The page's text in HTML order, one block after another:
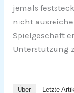
jemals
nicht
Spielgeschäft
Unterstützung
Über Letzte